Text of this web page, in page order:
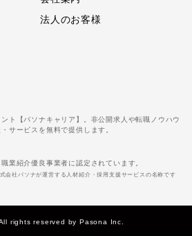
法人のお客様
ト【パソナキャリア】。非公開求人や転職ノウハウ
サービスを無料で提供します。
業紹介優良事業者に認定されています。
会社パソナが運営する人材紹介・採用支援サービスの名称です
rights reserved by Pasona Inc.